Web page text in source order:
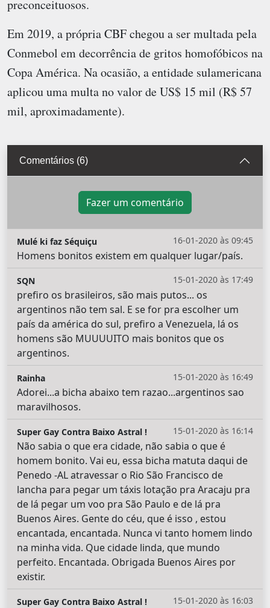
preconceituosos.
Em 2019, a própria CBF chegou a ser multada pela
Conmebol em decorrência de gritos homofóbicos na
Copa América. Na ocasião, a entidade sulamericana
aplicou uma multa no valor de US$ 15 mil (R$ 57
mil, aproximadamente).
Comentários (6)
Fazer um comentário
16-01-2020 às 09:45
Mulé ki faz Séquiçu
Homens bonitos existem em qualquer lugar/país.
15-01-2020 às 17:49
SQN
prefiro os brasileiros, são mais putos... os
argentinos não tem sal. E se for pra escolher um
país da américa do sul, prefiro a Venezuela, lá os
homens são MUUUUITO mais bonitos que os
argentinos.
15-01-2020 às 16:49
Rainha
Adorei...a bicha abaixo tem razao...argentinos sao
maravilhosos.
15-01-2020 às 16:14
Super Gay Contra Baixo Astral !
Não sabia o que era cidade, não sabia o que é
homem bonito. Vai eu, essa bicha matuta daqui de
Penedo -AL atravessar o Rio São Francisco de
lancha para pegar um táxis lotação pra Aracaju pra
de lá pegar um voo pra São Paulo e de lá pra
Buenos Aires. Gente do céu, que é isso , estou
encantada, encantada. Nunca vi tanto homem lindo
na minha vida. Que cidade linda, que mundo
perfeito. Encantada. Obrigada Buenos Aires por
existir.
15-01-2020 às 16:03
Super Gay Contra Baixo Astral !